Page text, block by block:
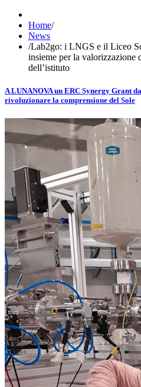
Home/
News
/Lab2go: i LNGS e il Liceo
insieme per la valorizzazione
dell’istituto
A LUNANOVA un ERC Synergy Grant
rivoluzionare la comprensione del Sole